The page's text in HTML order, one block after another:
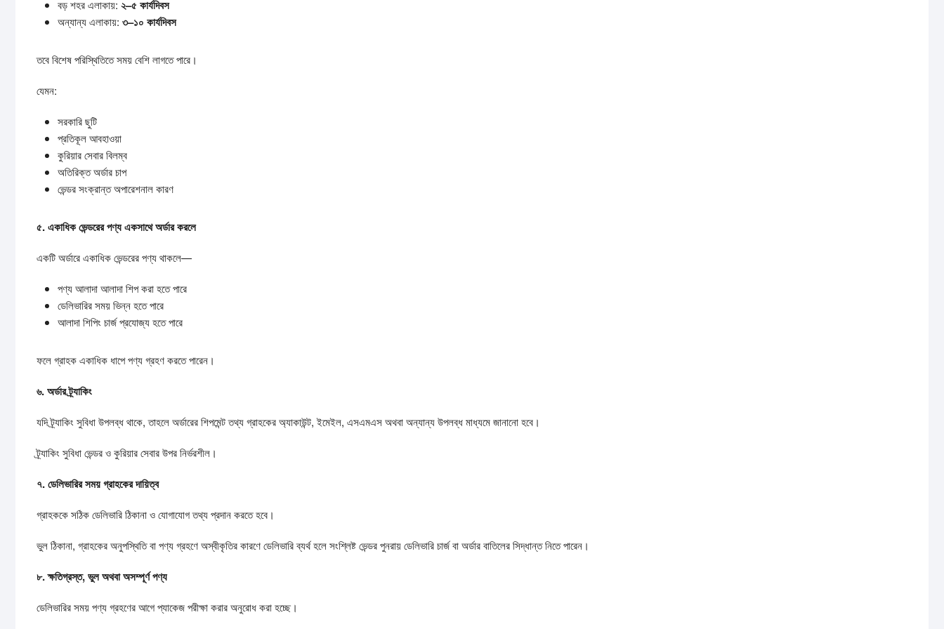
বড় শহর এলাকায়: ২–৫কার্যদিবস
অন্যান্য এলাকায়: ৩–১০ কার্যদিবস
তবে বিশেষ পরিস্থিতিতে সময় বেশি লাগতে পারে।
যেমন:
সরকারি ছুটি
প্রতিকূল আবহাওয়া
কুরিয়ার সেবার বিলম্ব
অতিরিক্ত অর্ডার চাপ
ভেন্ডর সংক্রান্ত অপারেশনাল কারণ
৫.একাধিকভেন্ডরেরপণ্যএকসাথেঅর্ডারকরলে
একটি অর্ডারে একাধিক ভেন্ডরের পণ্য থাকলে—
পণ্য আলাদা আলাদা শিপ করা হতে পারে
ডেলিভারির সময় ভিন্ন হতে পারে
আলাদা শিপিং চার্জ প্রযোজ্য হতে পারে
ফলে গ্রাহক একাধিক ধাপে পণ্য গ্রহণ করতে পারেন।
৬.অর্ডারট্র্যাকিং
যদি ট্র্যাকিং সুবিধা উপলব্ধ থাকে, তাহলে অর্ডারের শিপমেন্ট তথ্য গ্রাহকের অ্যাকাউন্ট, ইমেইল, এসএমএস অথবা অন্যান্য উপলব্ধ মাধ্যমে জানানো হবে।
ট্র্যাকিং সুবিধা ভেন্ডর ও কুরিয়ার সেবার উপর নির্ভরশীল।
৭.ডেলিভারিরসময়গ্রাহকেরদায়িত্ব
গ্রাহককে সঠিক ডেলিভারি ঠিকানা ও যোগাযোগ তথ্য প্রদান করতে হবে।
ভুল ঠিকানা, গ্রাহকের অনুপস্থিতি বা পণ্য গ্রহণে অস্বীকৃতির কারণে ডেলিভারি ব্যর্থ হলে সংশ্লিষ্ট ভেন্ডর পুনরায় ডেলিভারি চার্জ বা অর্ডার বাতিলের সিদ্ধান্ত নিতে পারেন।
৮.ক্ষতিগ্রস্ত,ভুলঅথবাঅসম্পূর্ণপণ্য
ডেলিভারির সময় পণ্য গ্রহণের আগে প্যাকেজ পরীক্ষা করার অনুরোধ করা হচ্ছে।